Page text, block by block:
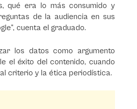
qué era lo más consumido y
de la audiencia en sus
cuenta el graduado.
los datos como argumento
el éxito del contenido, cuando
criterio y la ética periodística.